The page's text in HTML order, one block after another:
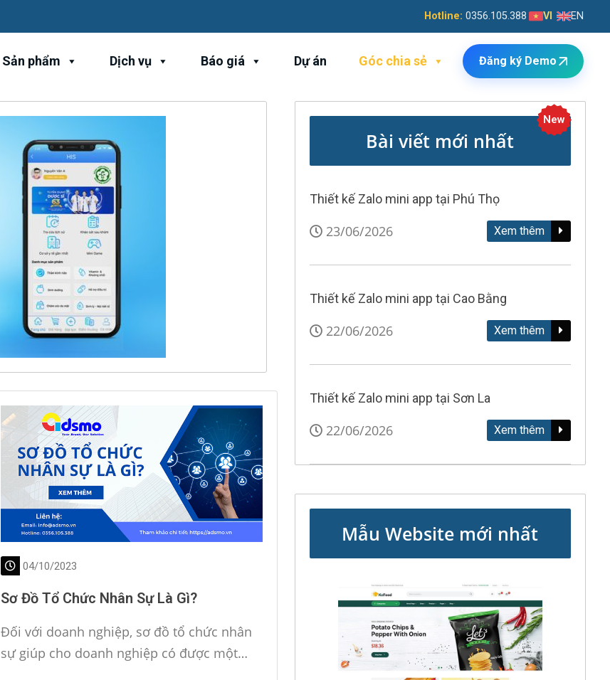
Hotline: 0356.105.388 VI EN
Sản phẩm Dịch vụ Báo giá Dự án Góc chia sẻ Đăng ký Demo
04/10/2023
Sơ Đồ Tổ Chức Nhân Sự Là Gì?
Đối với doanh nghiệp, sơ đồ tổ chức nhân
sự giúp cho doanh nghiệp có được một…
Bài viết mới nhất
New
Thiết kế Zalo mini app tại Phú Thọ
23/06/2026 Xem thêm
Thiết kế Zalo mini app tại Cao Bằng
22/06/2026 Xem thêm
Thiết kế Zalo mini app tại Sơn La
22/06/2026 Xem thêm
Mẫu Website mới nhất